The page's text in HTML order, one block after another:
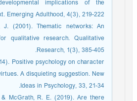
implications of the
Emerging Adulthood, 4(3), 219-222.
J. (2001). Thematic networks: An
qualitative research. Qualitative
Research, 1(3), 385-405.
Positive psychology on character
A disquieting suggestion. New
Ideas in Psychology, 33, 21-34.
& McGrath, R. E. (2019). Are there